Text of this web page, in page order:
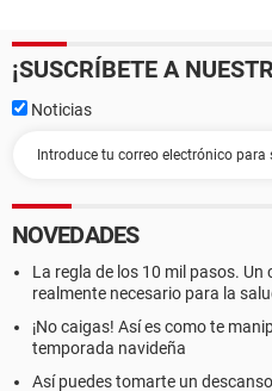
¡SUSCRÍBETE A
Noticias
NOVEDADES
La regla de los 10 mil pasos.
realmente necesario para la
¡No caigas! Así es como te
temporada navideña
Así puedes tomarte un